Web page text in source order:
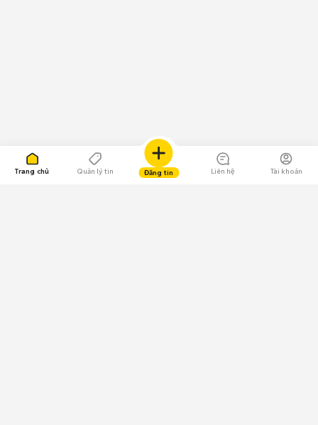
Trang chủ Quản lý tin Đăng tin Liên hệ Tài khoản